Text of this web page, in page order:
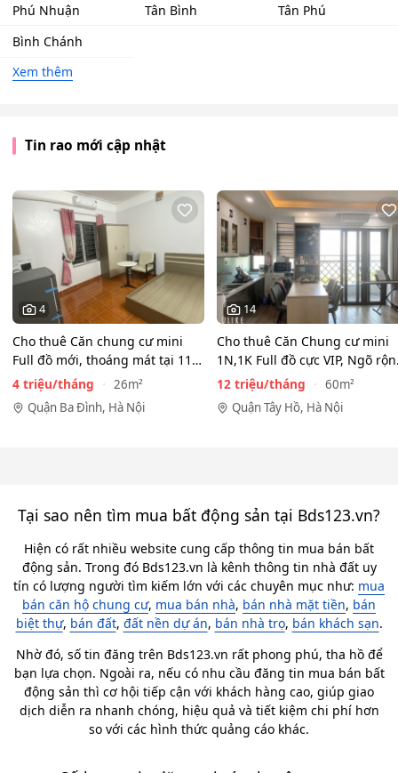
Phú Nhuận
Tân Bình
Tân Phú
Bình Chánh
Xem thêm
Tin rao mới cập nhật
4
Cho thuê Căn chung cư mini
Full đồ mới, thoáng mát tại 116
Phan Kế Bính, Ba…
4 triệu/tháng
26m²
Quận Ba Đình, Hà Nội
14
Cho thuê Căn Chung cư mini
1N,1K Full đồ cực VIP, Ngõ
View toàn mặt hồ…
12 triệu/tháng
60m²
Quận Tây Hồ, Hà Nội
Tại sao nên tìm mua bất động sản tại Bds123.vn?
Hiện có rất nhiều website cung cấp thông tin mua bán bất
động sản. Trong đó Bds123.vn là kênh thông tin nhà đất uy
tín có lượng người tìm kiếm lớn với các chuyên mục như: mua
bán căn hộ chung cư, mua bán nhà, bán nhà mặt tiền, bán
biệt thự, bán đất, đất nền dự án, bán nhà trọ, bán khách sạn.
Nhờ đó, số tin đăng trên Bds123.vn rất phong phú, tha hồ để
bạn lựa chọn. Ngoài ra, nếu có nhu cầu đăng tin mua bán bất
động sản thì cơ hội tiếp cận với khách hàng cao, giúp giao
dịch diễn ra nhanh chóng, hiệu quả và tiết kiệm chi phí hơn
so với các hình thức quảng cáo khác.